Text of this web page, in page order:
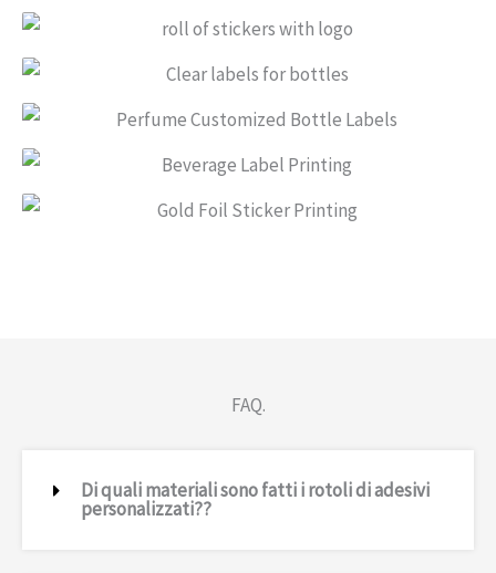
FAQ.
Di quali materiali sono fatti i rotoli di adesivi
personalizzati??